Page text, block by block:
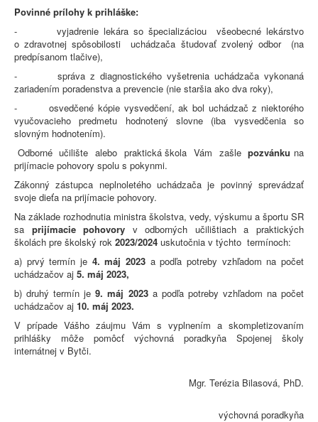
Povinné prílohy k prihláške:
- vyjadrenie lekára so špecializáciou všeobecné lekárstvo
o zdravotnej spôsobilosti uchádzača študovať zvolený odbor (na
predpísanom tlačive),
- správa z diagnostického vyšetrenia uchádzača vykonaná
zariadením poradenstva a prevencie (nie staršia ako dva roky),
- osvedčené kópie vysvedčení, ak bol uchádzač z niektorého
vyučovacieho predmetu hodnotený slovne (iba vysvedčenia so
slovným hodnotením).
Odborné učilište alebo praktická škola Vám zašlepozvánku na
prijímacie pohovory spolu s pokynmi.
Zákonný zástupca neplnoletého uchádzača je povinný sprevádzať
svoje dieťa na prijímacie pohovory.
Na základe rozhodnutia ministra školstva, vedy, výskumu a športu SR
sa prijímacie pohovory v odborných učilištiach a praktických
školách pre školský rok 2023/2024 uskutočnia v týchto termínoch:
a) prvý termín je 4. máj 2023 a podľa potreby vzhľadom na počet
uchádzačov aj 5. máj 2023,
b) druhý termín je9. máj 2023 a podľa potreby vzhľadom na počet
uchádzačov aj 10. máj 2023.
V prípade Vášho záujmu Vám s vyplnením a skompletizovaním
prihlášky môže pomôcť výchovná poradkyňa Spojenej školy
internátnej v Bytči.
Mgr. Terézia Bilasová, PhD.
výchovná poradkyňa